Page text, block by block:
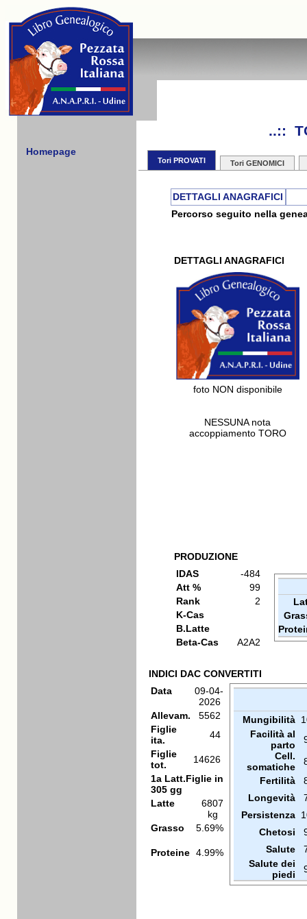
Homepage
..::
Tori PROVATI Tori GENOMICI
DETTAGLI ANAGRAFICI
Percorso seguito nella
DETTAGLI ANAGRAFICI
foto NON disponibile
NESSUNA nota
accoppiamento TORO
PRODUZIONE
IDAS
-484
Att %
99
Rank
2
K-Cas
B.Latte
Beta-Cas
A2A2
INDICI DAC CONVERTITI
Data
09-04-
2026
Allevam.
5562
Figlie
ita.
44
Figlie
tot.
14626
1a Latt.Figlie in
305 gg
Latte
6807
kg
Grasso
5.69%
Proteine 4.99%
Mungibilità
Facilità al
parto
Cell.
somatiche
Fertilità
Longevità
Persistenza
Chetosi
Salute
Salute dei
piedi